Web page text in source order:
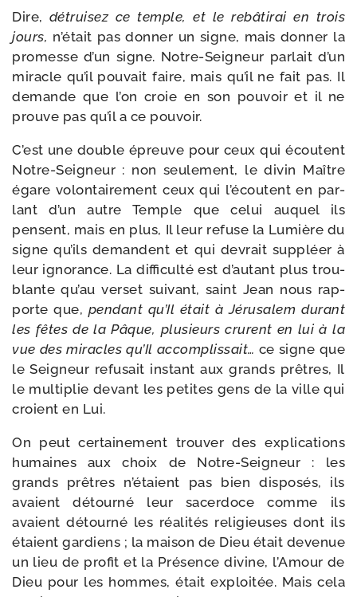
Dire, détrui­sez ce temple, et le rebâ­ti­rai en trois
jours, n’était pas don­ner un signe, mais don­ner la
pro­messe d’un signe. Notre-​Seigneur par­lait d’un
miracle qu’il pou­vait faire, mais qu’il ne fait pas. Il
demande que l’on croie en son pou­voir et il ne
prouve pas qu’il a ce pouvoir.
C’est une double épreuve pour ceux qui écoutent
Notre-​Seigneur : non seule­ment, le divin Maître
égare volon­tai­re­ment ceux qui l’écoutent en par­
lant d’un autre Temple que celui auquel ils
pensent, mais en plus, Il leur refuse la Lumière du
signe qu’ils demandent et qui devrait sup­pléer à
leur igno­rance. La dif­fi­cul­té est d’autant plus trou­
blante qu’au ver­set sui­vant, saint Jean nous rap­
porte que, pen­dant qu’Il était à Jérusalem durant
les fêtes de la Pâque, plu­sieurs crurent en lui à la
vue des miracles qu’Il accom­plis­sait… ce signe que
le Seigneur refu­sait ins­tant aux grands prêtres, Il
le mul­ti­plie devant les petites gens de la ville qui
croient en Lui.
On peut cer­tai­ne­ment trou­ver des expli­ca­tions
humaines aux choix de Notre-​Seigneur : les
grands prêtres n’étaient pas bien dis­po­sés, ils
avaient détour­né leur sacer­doce comme ils
avaient détour­né les réa­li­tés reli­gieuses dont ils
étaient gar­diens ; la mai­son de Dieu était deve­nue
un lieu de pro­fit et la Présence divine, l’Amour de
Dieu pour les hommes, était exploi­tée. Mais cela